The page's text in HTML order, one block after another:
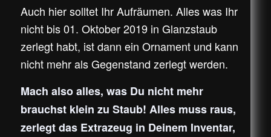
Auch hier solltet Ihr Aufräumen. Alles was Ihr
nicht bis 01. Oktober 2019 in Glanzstaub
zerlegt habt, ist dann ein Ornament und kann
nicht mehr als Gegenstand zerlegt werden.
Mach also alles, was Du nicht mehr
brauchst klein zu Staub! Alles muss raus,
zerlegt das Extrazeug in Deinem Inventar,